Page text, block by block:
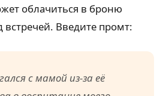
облачиться в броню
встречей. Введите промт:
с мамой из-за её